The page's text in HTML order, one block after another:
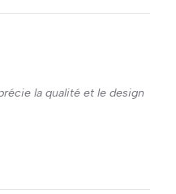
la qualité et le design